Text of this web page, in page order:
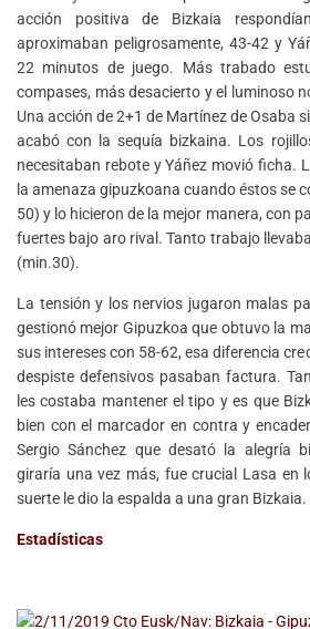
acción positiva de Bizkaia
aproximaban peligrosamente, 43-42 y
22 minutos de juego. Más trabado
compases, más desacierto y el luminoso
Una acción de 2+1 de Martínez de Osaba
acabó con la sequía bizkaina. Los
necesitaban rebote y Yáñez movió ficha.
la amenaza gipuzkoana cuando éstos se
50) y lo hicieron de la mejor manera, con
fuertes bajo aro rival. Tanto trabajo
(min.30).
La tensión y los nervios jugaron malas
gestionó mejor Gipuzkoa que obtuvo la
sus intereses con 58-62, esa diferencia
despiste defensivos pasaban factura.
les costaba mantener el tipo y es que
bien con el marcador en contra y
Sergio Sánchez que desató la alegría
giraría una vez más, fue crucial Lasa en
suerte le dio la espalda a una gran Bizkaia.
Estadísticas